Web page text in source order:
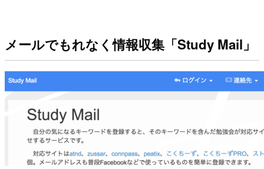
メールでもれなく情報収集「Study Mail」